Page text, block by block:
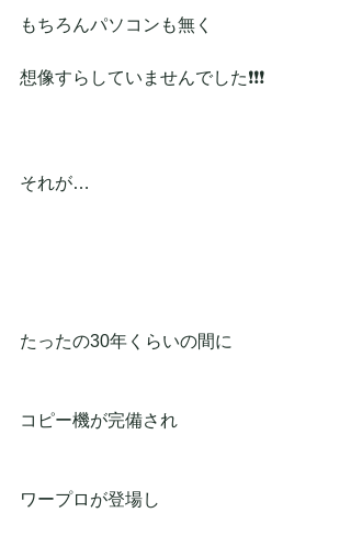
もちろんパソコンも無く
想像すらしていませんでした❗❗❗
それが…
たったの30年くらいの間に
コピー機が完備され
ワープロが登場し